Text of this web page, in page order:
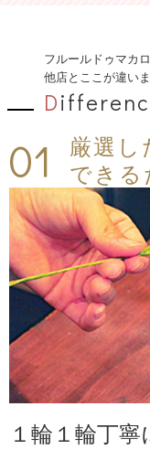
フルールドゥマカ
他店とここが違い
D
01
厳選し
できる
１輪１輪丁寧